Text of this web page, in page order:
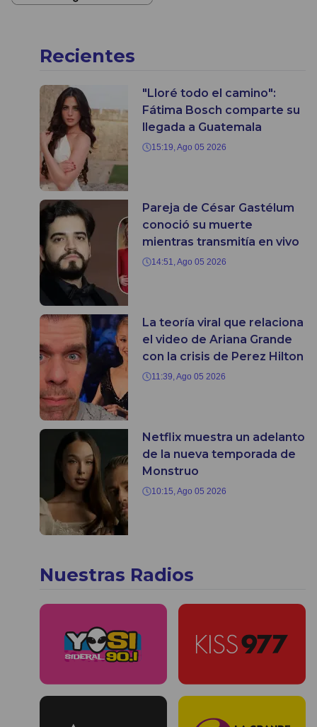
Recientes
"Lloré todo el camino":
Fátima Bosch comparte su
llegada a Guatemala
15:19, Ago 05 2026
Pareja de César Gastélum
conoció su muerte
mientras transmitía en vivo
14:51, Ago 05 2026
La teoría viral que relaciona
el video de Ariana Grande
con la crisis de Perez Hilton
11:39, Ago 05 2026
Netflix muestra un adelanto
de la nueva temporada de
Monstruo
10:15, Ago 05 2026
Nuestras Radios